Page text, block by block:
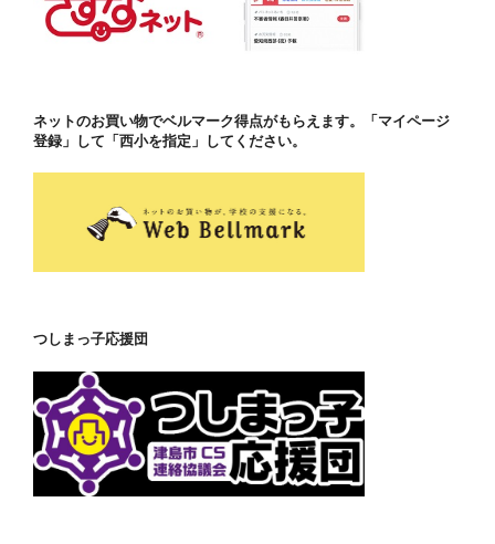
ネットのお買い物でベルマーク得点がもらえます。「マイページ
登録」して「西小を指定」してください。
つしまっ子応援団